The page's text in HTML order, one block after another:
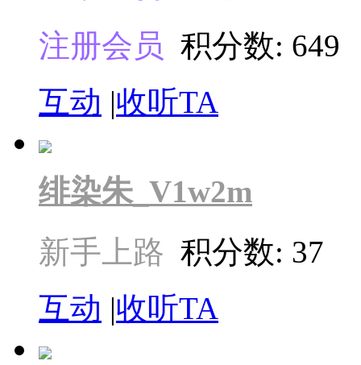
注册会员 积分数: 649
互动 |收听TA
绯染朱_V1w2m
新手上路 积分数: 37
互动 |收听TA